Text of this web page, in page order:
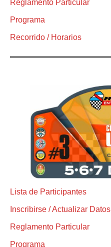
Reglamento Particular
Programa
Recorrido / Horarios
Lista de Participantes
Inscribirse / Actualizar Datos
Reglamento Particular
Programa